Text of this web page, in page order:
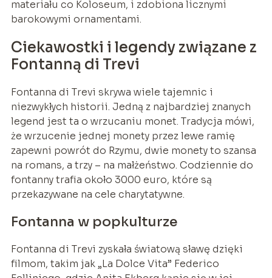
materiału co Koloseum, i zdobiona licznymi
barokowymi ornamentami.
Ciekawostki i legendy związane z
Fontanną di Trevi
Fontanna di Trevi skrywa wiele tajemnic i
niezwykłych historii. Jedną z najbardziej znanych
legend jest ta o wrzucaniu monet. Tradycja mówi,
że wrzucenie jednej monety przez lewe ramię
zapewni powrót do Rzymu, dwie monety to szansa
na romans, a trzy – na małżeństwo. Codziennie do
fontanny trafia około 3000 euro, które są
przekazywane na cele charytatywne.
Fontanna w popkulturze
Fontanna di Trevi zyskała światową sławę dzięki
filmom, takim jak „La Dolce Vita” Federico